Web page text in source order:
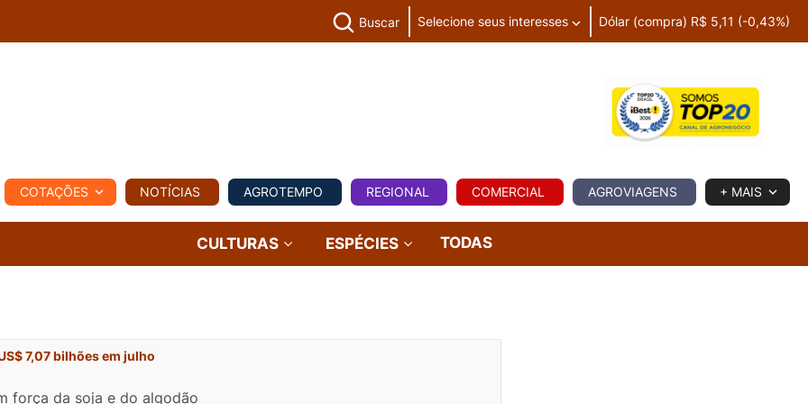
REGIONAL COMERCIAL AGROVIAGENS PECUÁRIA
Buscar Selecione seus interesses Dólar (compra) R$ 5,11 (-0,43%)
COTAÇÕES NOTÍCIAS AGROTEMPO REGIONAL COMERCIAL AGROVIAGENS + MAIS
CULTURAS ESPÉCIES TODAS
7,07 bilhões em julho
força da soja e do algodão